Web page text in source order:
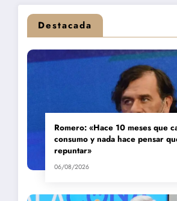
Destacada
Romero: «Hace 10 meses que
consumo y nada hace pensar
repuntar»
06/08/2026